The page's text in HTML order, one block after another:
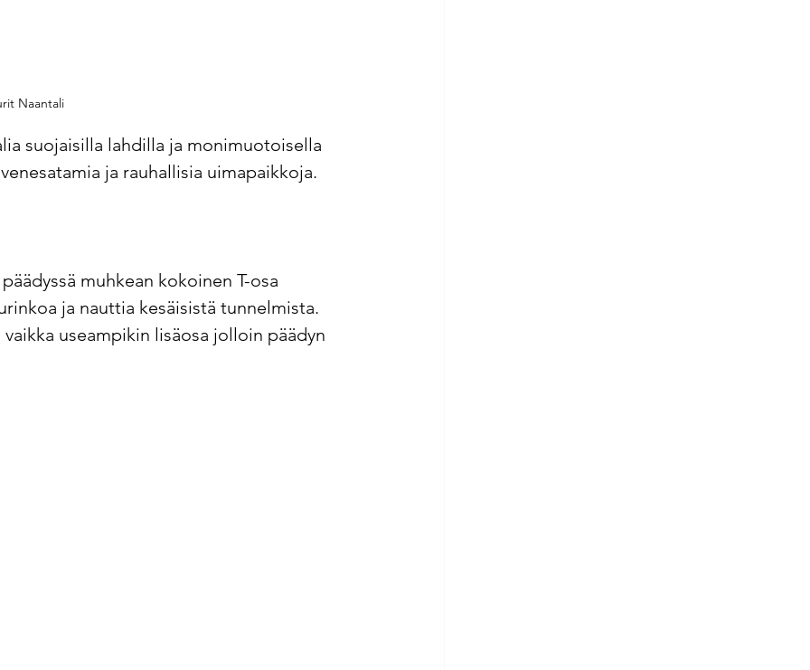
Naantali
suojaisilla lahdilla ja monimuotoisella
ja rauhallisia uimapaikkoja.
muhkean kokoinen T-osa
ja nauttia kesäisistä tunnelmista.
useampikin lisäosa jolloin päädyn